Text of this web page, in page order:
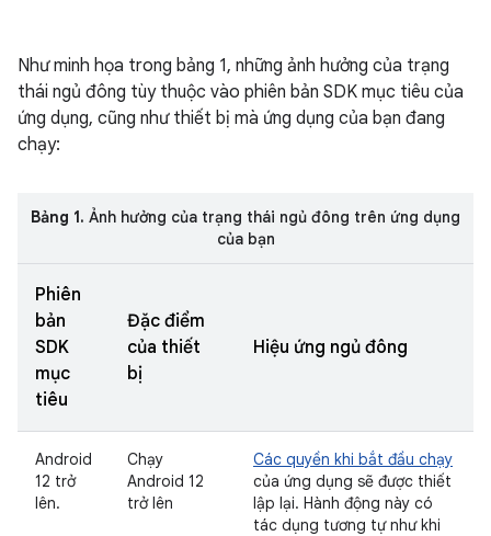
Như minh họa trong bảng 1, những ảnh hưởng của trạng
thái ngủ đông tùy thuộc vào phiên bản SDK mục tiêu của
ứng dụng, cũng như thiết bị mà ứng dụng của bạn đang
chạy:
Bảng 1. Ảnh hưởng của trạng thái ngủ đông trên ứng dụng
của bạn
Phiên
bản
SDK
mục
tiêu
Đặc điểm
của thiết
bị
Hiệu ứng ngủ đông
Android
12 trở
lên.
Chạy
Android 12
trở lên
Các quyền khi bắt đầu chạy
của ứng dụng sẽ được thiết
lập lại. Hành động này có
tác dụng tương tự như khi